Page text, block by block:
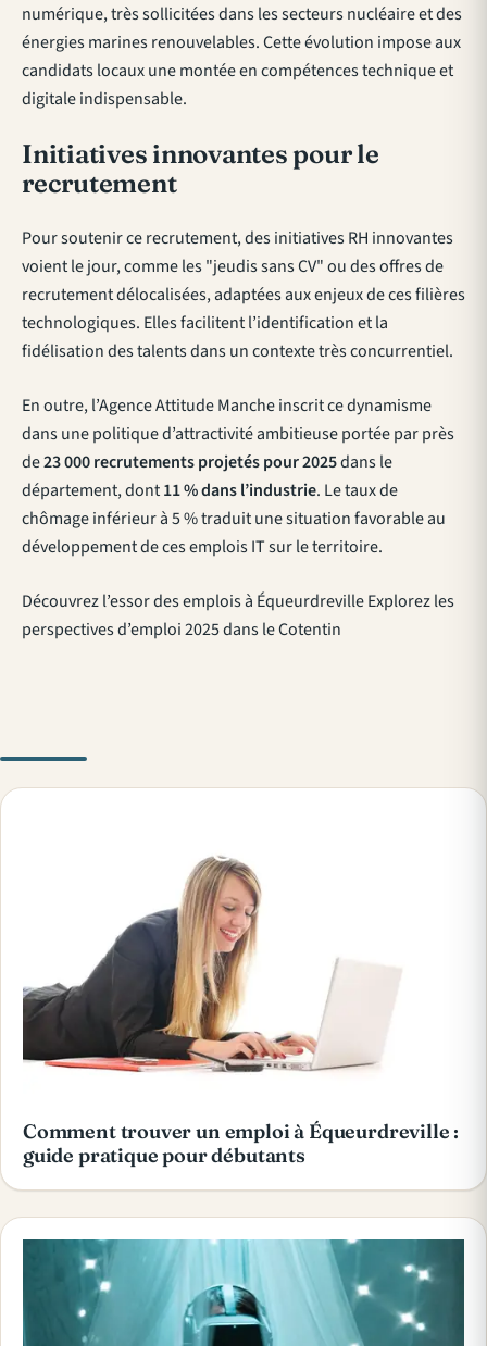
numérique, très sollicitées dans les secteurs nucléaire et des
énergies marines renouvelables. Cette évolution impose aux
candidats locaux une montée en compétences technique et
digitale indispensable.
Initiatives innovantes pour le
recrutement
Pour soutenir ce recrutement, des initiatives RH innovantes
voient le jour, comme les "jeudis sans CV" ou des offres de
recrutement délocalisées, adaptées aux enjeux de ces filières
technologiques. Elles facilitent l’identification et la
fidélisation des talents dans un contexte très concurrentiel.
En outre, l’Agence Attitude Manche inscrit ce dynamisme
dans une politique d’attractivité ambitieuse portée par près
de23 000 recrutements projetés pour 2025dans le
département, dont11 % dans l’industrie. Le taux de
chômage inférieur à 5 % traduit une situation favorable au
développement de ces emplois IT sur le territoire.
Découvrez l’essor des emplois à Équeurdreville Explorez les
perspectives d’emploi 2025 dans le Cotentin
Comment trouver un emploi à Équeurdreville :
guide pratique pour débutants